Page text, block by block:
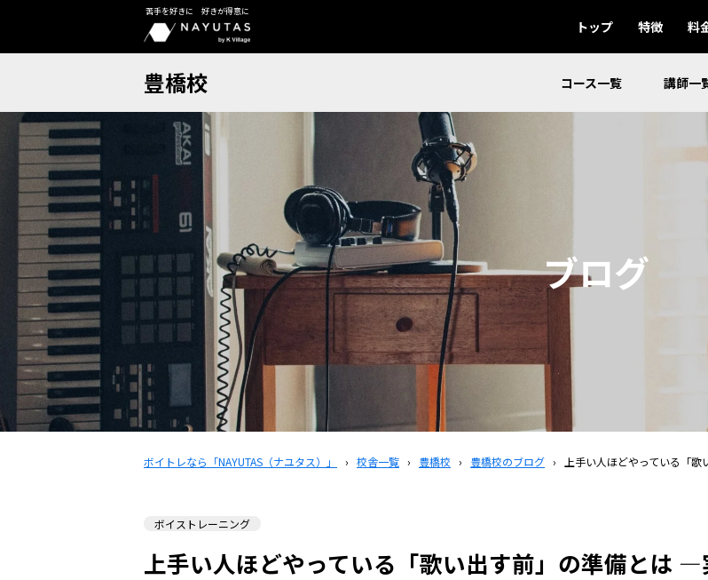
苦手を好きに 好きが得意に
トップ 特徴 料
豊橋校 コース一覧 講師一
ブログ
ボイトレなら「NAYUTAS（ナユタス）」 › 校舎一覧 › 豊橋校 › 豊橋校のブログ › 上手い人ほどやっている「
ボイストレーニング
上手い人ほどやっている「歌い出す前」の準備とは ―